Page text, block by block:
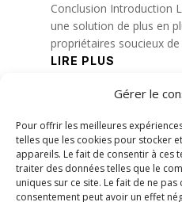
Gérer le
Pour offrir les meilleures
telles que les cookies pour stocker
appareils. Le fait de consentir à ces
traiter des données telles que le
uniques sur ce site. Le fait de ne
consentement peut avoir un effet
Conclusion Introduction
une solution de plus en
propriétaires soucieux de
LIRE PLUS
« Entrées précédentes